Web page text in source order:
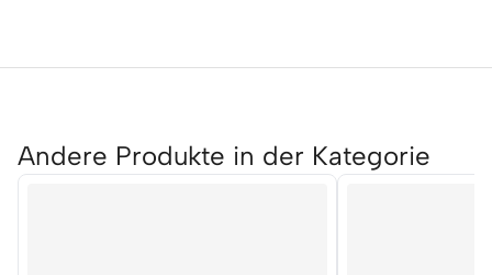
Andere Produkte in der Kategorie